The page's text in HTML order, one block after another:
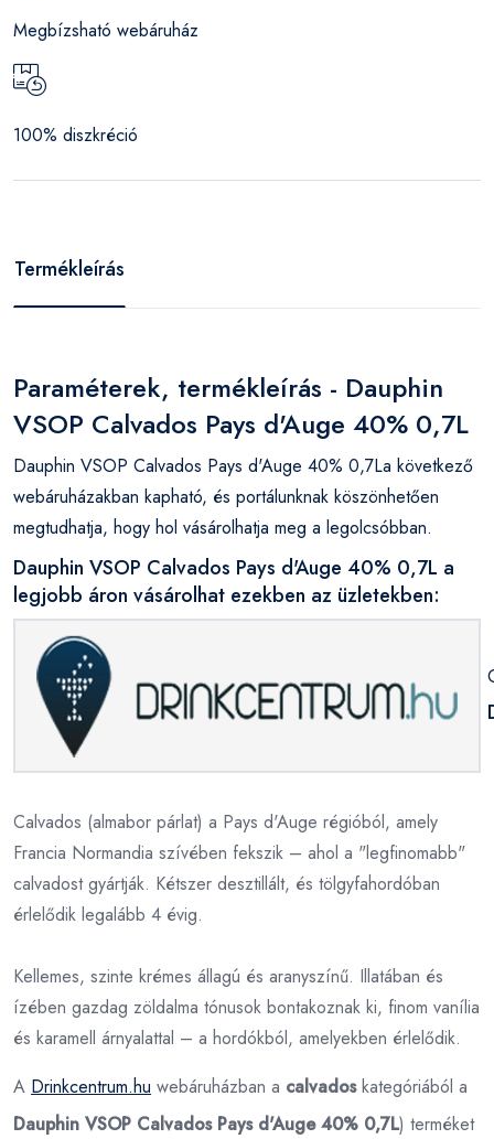
Megbízsható webáruház
100% diszkréció
Termékleírás
Paraméterek, termékleírás - Dauphin
VSOP Calvados Pays d'Auge 40% 0,7L
Dauphin VSOP Calvados Pays d'Auge 40% 0,7La következő
webáruházakban kapható, és portálunknak köszönhetően
megtudhatja, hogy hol vásárolhatja meg a legolcsóbban.
Dauphin VSOP Calvados Pays d'Auge 40% 0,7L a
legjobb áron vásárolhat ezekben az üzletekben:
Calvados (almabor párlat) a Pays d'Auge régióból, amely
Francia Normandia szívében fekszik – ahol a "legfinomabb"
calvadost gyártják. Kétszer desztillált, és tölgyfahordóban
érlelődik legalább 4 évig.
Kellemes, szinte krémes állagú és aranyszínű. Illatában és
ízében gazdag zöldalma tónusok bontakoznak ki, finom vanília
és karamell árnyalattal – a hordókból, amelyekben érlelődik.
A Drinkcentrum.hu webáruházban a calvadoskategóriából a
Dauphin VSOP Calvados Pays d'Auge 40% 0,7L) terméket